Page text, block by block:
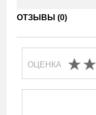
ОТЗЫВЫ (0)
ОЦЕНКА